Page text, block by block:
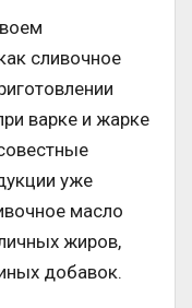
сливочное
варке и жарке
уже
масло
жиров,
добавок.